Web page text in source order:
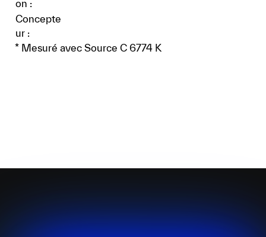
on :
Concepte
ur :
* Mesuré avec Source C 6774 K